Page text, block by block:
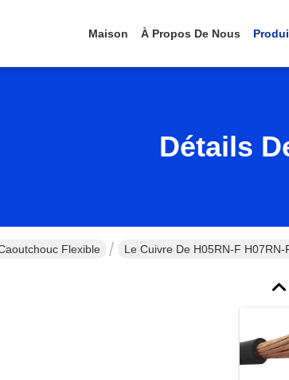
Maison À Propos De Nous
Détails
Flexible Le Cuivre De H05RN-F